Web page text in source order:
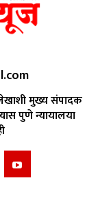
लेखाशी मुख्य संपादक
पुणे न्यायालया